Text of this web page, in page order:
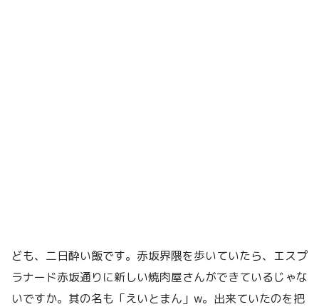
ども、二日酔い飯です。赤坂界隈を歩いていたら、エスプ
ラナード赤坂通りに新しい焼肉屋さんができているじゃな
いですか。其の名も「えいとまん」w。出来ていたのを把